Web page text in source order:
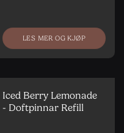
LES MER OG KJØP
Iced Berry Lemonade
- Doftpinnar Refill